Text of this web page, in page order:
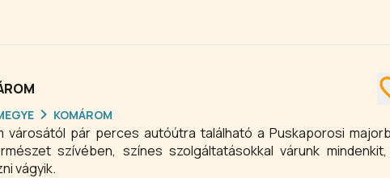
KOMÁROM
városától pár perces autóútra található a Puskaporosi
szívében, színes szolgáltatásokkal várunk mindenkit,
vágyik.